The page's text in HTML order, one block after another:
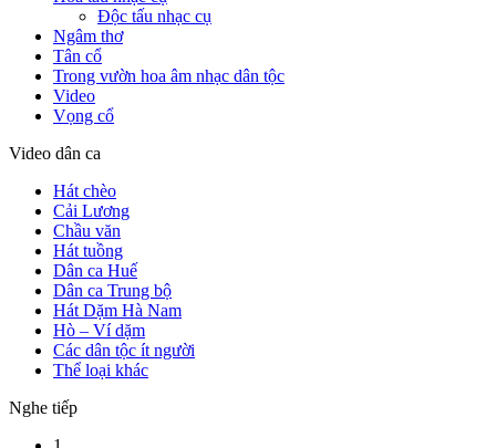
Độc tấu nhạc cụ
Ngâm thơ
Tân cổ
Trong vườn hoa âm nhạc dân tộc
Video
Vọng cổ
Video dân ca
Hát chèo
Cải Lương
Chầu văn
Hát tuồng
Dân ca Huế
Dân ca Trung bộ
Hát Dặm Hà Nam
Hò – Ví dặm
Các dân tộc ít người
Thể loại khác
Nghe tiếp